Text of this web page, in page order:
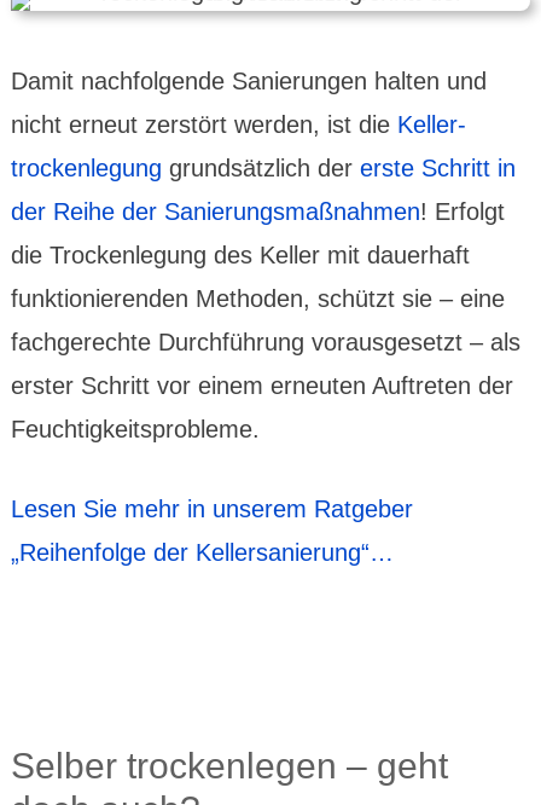
Damit nachfol­gende Sanierungen halten und
nicht erneut zerstört werden, ist die Keller­
trocken­legung grund­sätz­lich der erste Schritt in
der Reihe der Sanierungs­maßnahmen! Erfolgt
die Trocken­legung des Keller mit dauer­haft
funk­tionie­renden Methoden, schützt sie – eine
fachge­rechte Durch­führung voraus­gesetzt – als
erster Schritt vor einem erneuten Auf­treten der
Feuchtig­keits­probleme.
Lesen Sie mehr in unserem Ratgeber
„Reihenfolge der Kellersanierung“…
Selber trocken­legen – geht